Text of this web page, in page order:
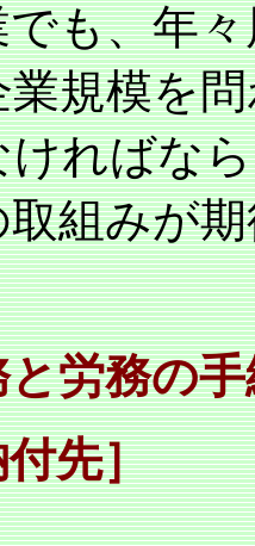
も、年
規模を
ればな
組みが
労務の
先］